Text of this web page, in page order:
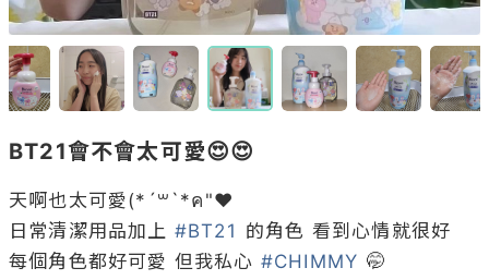
BT21會不會太可愛😍😍
天啊也太可愛(*´꒳`*ค"❤︎
日常清潔用品加上 #BT21 的角色 看到心情就很好
每個角色都好可愛 但我私心 #CHIMMY 🤭